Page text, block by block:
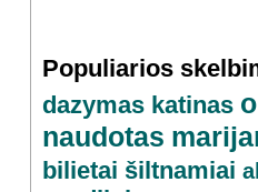
Populiarios
dazymas katinas
naudotas
bilietai šiltnamiai